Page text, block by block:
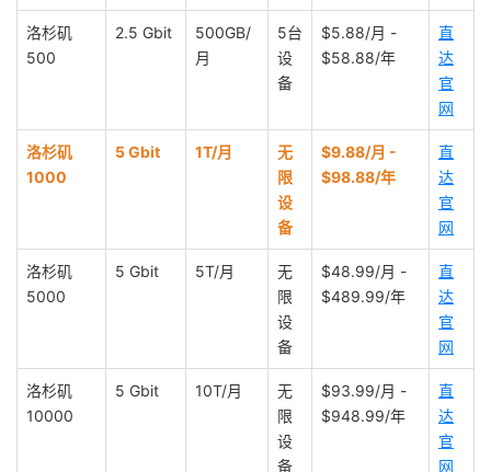
洛杉矶
500
2.5 Gbit
500GB/
月
5台
设
备
$5.88/月 -
$58.88/年
直
达
官
网
洛杉矶
1000
5 Gbit 1T/月
无
限
设
备
$9.88/月 -
$98.88/年
直
达
官
网
洛杉矶
5000
5 Gbit 5T/月
无
限
设
备
$48.99/月 -
$489.99/年
直
达
官
网
洛杉矶
10000
5 Gbit 10T/月
无
限
设
备
$93.99/月 -
$948.99/年
直
达
官
网